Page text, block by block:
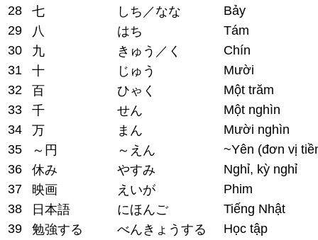
28 七 しち／なな
Bảy
29
八 はち
Tám
30
九 きゅう／く
Chín
31
十 じゅう
Mười
32
百 ひゃく
Một trăm
33
千 せん
Một nghìn
34
万 まん
Mười nghìn
35
～円 ～えん
~Yên (đơn vị
36
休み やすみ
Nghỉ, kỳ nghỉ
37
映画 えいが
Phim
38
日本語 にほんご
Tiếng Nhật
39
勉強する べんきょうする
Học tập